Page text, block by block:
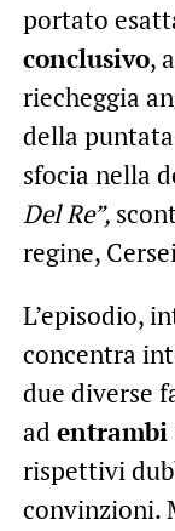
portato
conclusivo,
riecheggia
della
sfocia nella
Del Re”,
regine,
L’episodio,
concentra
due diverse
ad
rispettivi
convinzioni.